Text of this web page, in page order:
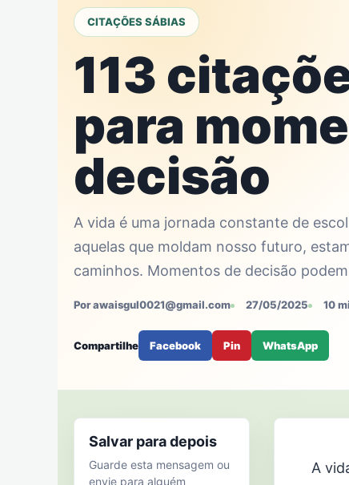
CITAÇÕES SÁBIAS
113
para
decisão
A vida é uma jornada constante de
aquelas que moldam nosso futuro,
caminhos. Momentos de decisão
Por awaisgul0021@gmail.com 27/05/2025 10
Compartilhe Facebook Pin WhatsApp
Salvar para depois
Guarde esta mensagem ou
envie para alguém
A